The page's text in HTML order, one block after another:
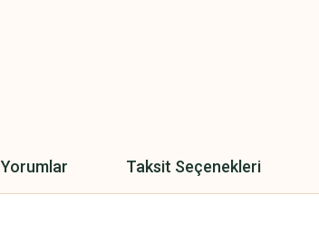
Yorumlar Taksit Seçenekleri